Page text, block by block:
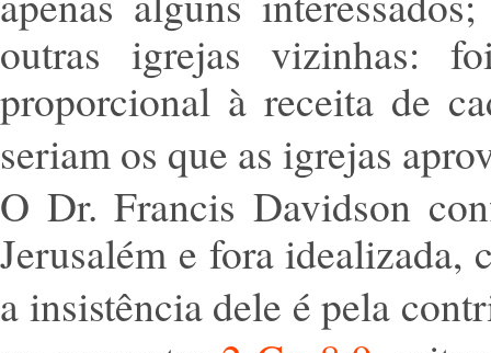
outras igrejas vizinhas:
proporcional à receita de
seriam os que as igrejas
O Dr. Francis Davidson
Jerusalém e fora idealizada,
a insistência dele é pela